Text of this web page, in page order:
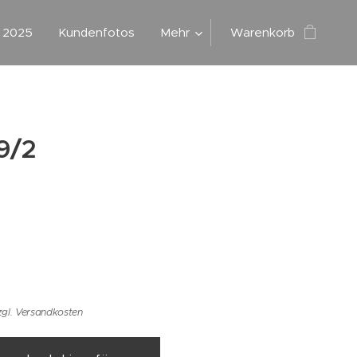
2025 Kundenfotos Mehr Warenkorb
2
Versandkosten